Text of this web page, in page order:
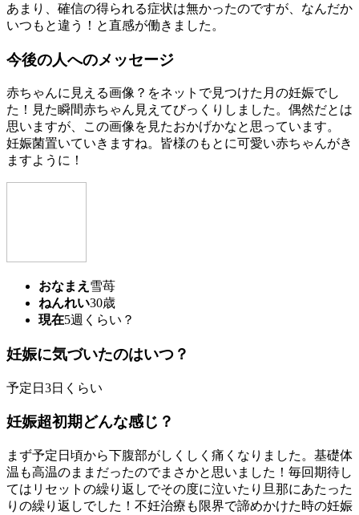
あまり、確信の得られる症状は無かったのですが、なんだか
いつもと違う！と直感が働きました。
今後の人へのメッセージ
赤ちゃんに見える画像？をネットで見つけた月の妊娠でし
た！見た瞬間赤ちゃん見えてびっくりしました。偶然だとは
思いますが、この画像を見たおかげかなと思っています。
妊娠菌置いていきますね。皆様のもとに可愛い赤ちゃんがき
ますように！
おなまえ 雪苺
ねんれい30歳
現在5週くらい？
妊娠に気づいたのはいつ？
予定日3日くらい
妊娠超初期どんな感じ？
まず予定日頃から下腹部がしくしく痛くなりました。基礎体
温も高温のままだったのでまさかと思いました！毎回期待し
てはリセットの繰り返しでその度に泣いたり旦那にあたった
りの繰り返しでした！不妊治療も限界で諦めかけた時の妊娠